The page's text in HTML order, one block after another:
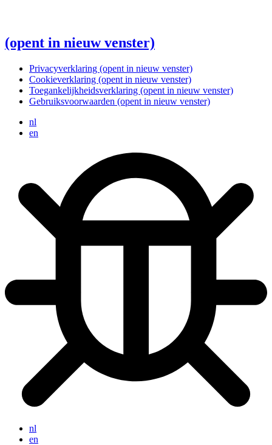
(opent in nieuw venster)
Privacyverklaring (opent in nieuw venster)
Cookieverklaring (opent in nieuw venster)
Toegankelijkheidsverklaring (opent in nieuw venster)
Gebruiksvoorwaarden (opent in nieuw venster)
nl
en
nl
en